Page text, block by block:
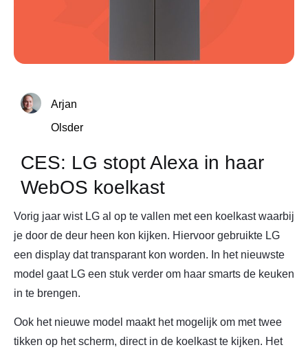
Arjan
Olsder
CES: LG stopt Alexa in haar
WebOS koelkast
Vorig jaar wist LG al op te vallen met een koelkast waarbij
je door de deur heen kon kijken. Hiervoor gebruikte LG
een display dat transparant kon worden. In het nieuwste
model gaat LG een stuk verder om haar smarts de keuken
in te brengen.
Ook het nieuwe model maakt het mogelijk om met twee
tikken op het scherm, direct in de koelkast te kijken. Het